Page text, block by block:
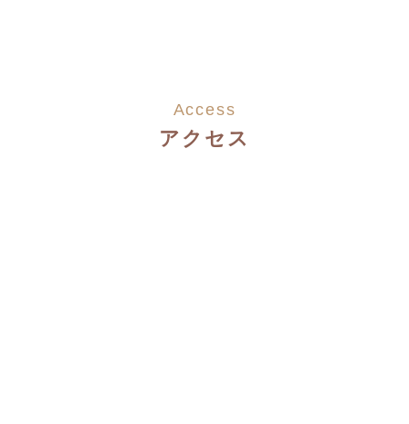
Access
アクセス